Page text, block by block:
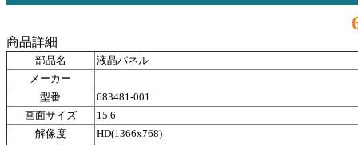
商品詳細
部品名
液晶パネル
メーカー
型番
683481-001
画面サイズ
15.6
解像度
HD(1366x768)